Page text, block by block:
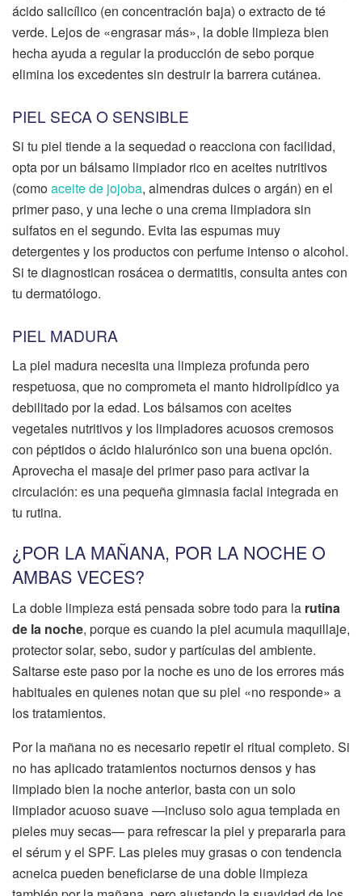
ácido salicílico (en concentración baja) o extracto de té
verde. Lejos de «engrasar más», la doble limpieza bien
hecha ayuda a regular la producción de sebo porque
elimina los excedentes sin destruir la barrera cutánea.
PIEL SECA O SENSIBLE
Si tu piel tiende a la sequedad o reacciona con facilidad,
opta por un bálsamo limpiador rico en aceites nutritivos
(comoaceite de jojoba, almendras dulces o argán) en el
primer paso, y una leche o una crema limpiadora sin
sulfatos en el segundo. Evita las espumas muy
detergentes y los productos con perfume intenso o alcohol.
Si te diagnostican rosácea o dermatitis, consulta antes con
tu dermatólogo.
PIEL MADURA
La piel madura necesita una limpieza profunda pero
respetuosa, que no comprometa el manto hidrolipídico ya
debilitado por la edad. Los bálsamos con aceites
vegetales nutritivos y los limpiadores acuosos cremosos
con péptidos o ácido hialurónico son una buena opción.
Aprovecha el masaje del primer paso para activar la
circulación: es una pequeña gimnasia facial integrada en
tu rutina.
¿POR LA MAÑANA, POR LA NOCHE O
AMBAS VECES?
La doble limpieza está pensada sobre todo para la rutina
de la noche, porque es cuando la piel acumula maquillaje,
protector solar, sebo, sudor y partículas del ambiente.
Saltarse este paso por la noche es uno de los errores más
habituales en quienes notan que su piel «no responde» a
los tratamientos.
Por la mañana no es necesario repetir el ritual completo. Si
no has aplicado tratamientos nocturnos densos y has
limpiado bien la noche anterior, basta con un solo
limpiador acuoso suave —incluso solo agua templada en
pieles muy secas— para refrescar la piel y prepararla para
el sérum y el SPF. Las pieles muy grasas o con tendencia
acneica pueden beneficiarse de una doble limpieza